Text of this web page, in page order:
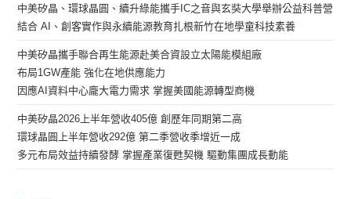
中美矽晶、環球晶圓、續升綠能攜手IC之音與玄奘大學舉辦公益科普營
結合 AI、創客實作與永續能源教育扎根新竹在地學童科技素養
中美矽晶攜手聯合再生能源赴美合資設立太陽能模組廠
布局1GW產能 強化在地供應能力
因應AI資料中心龐大電力需求 掌握美國能源轉型商機
中美矽晶2026上半年營收405億 創歷年同期第二高
環球晶圓上半年營收292億 第二季營收季增近一成
多元布局效益持續發酵 掌握產業復甦契機 驅動集團成長動能